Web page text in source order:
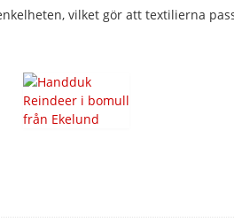
vilket gör att textilierna